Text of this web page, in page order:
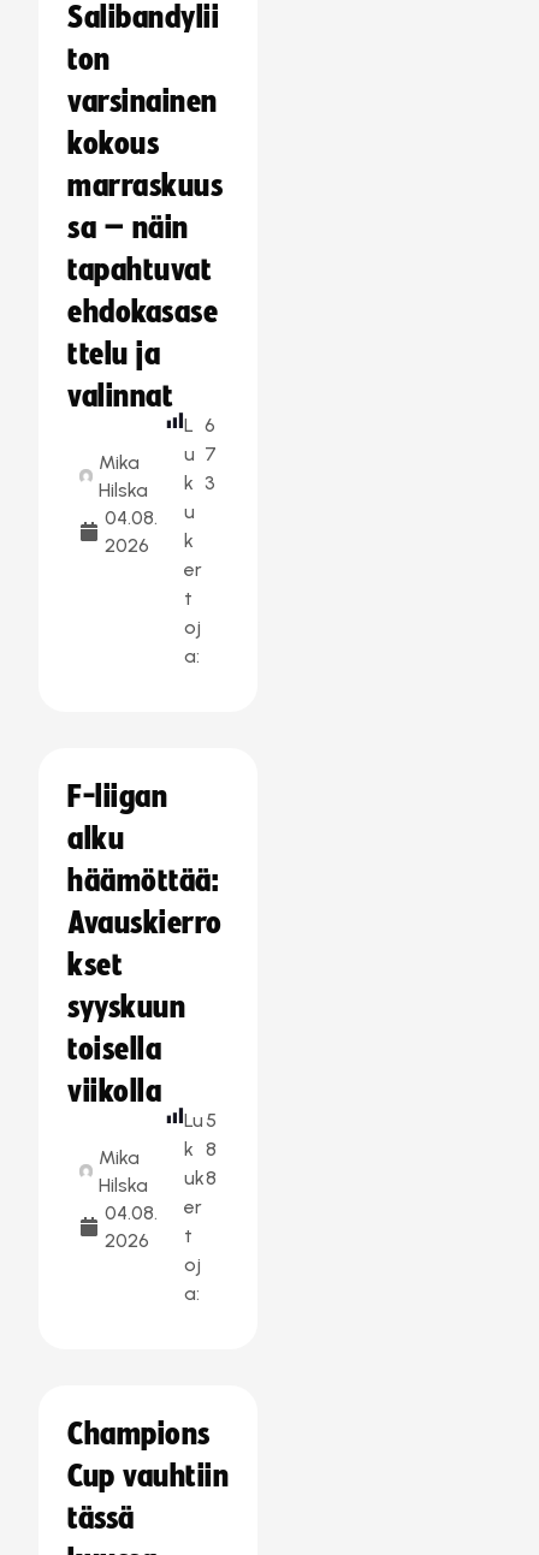
Salibandylii
ton
varsinainen
kokous
marraskuus
sa – näin
tapahtuvat
ehdokasase
ttelu ja
valinnat
Mika
Hilska
04.08.
2026
L
u
k
u
k
er
t
oj
a:
6
7
3
F-liigan
alku
häämöttää:
Avauskierro
kset
syyskuun
toisella
viikolla
Mika
Hilska
04.08.
2026
Lu
k
uk
er
t
oj
a:
5
8
8
Champions
Cup vauhtiin
tässä